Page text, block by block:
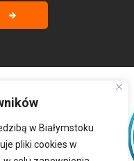
w Białymstoku
pliki cookies w